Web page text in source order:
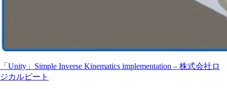
「Unity」Simple Inverse Kinematics implementation – 株式会社ロ
ジカルビート